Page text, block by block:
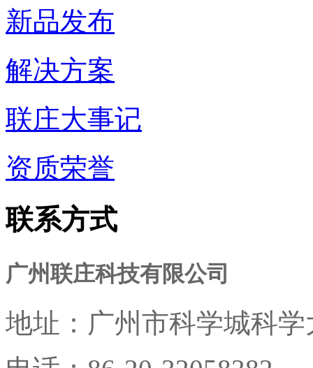
新品发布
解决方案
联庄大事记
资质荣誉
联系方式
广州联庄科技有限公司
地址： 广州市科学城科